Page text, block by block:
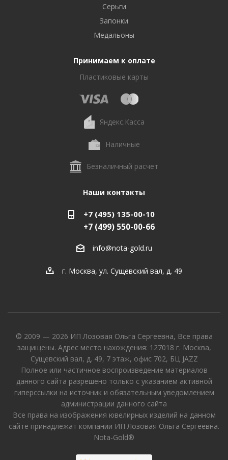
Серьги
Запонки
Медальоны
Принимаем к оплате
Пластиковые карты
Яндекс.Касса
Наличные
Безналичный расчет
Наши контакты
+7 (495) 135-00-10
+7 (499) 550-00-66
info@nota-gold.ru
г. Москва, ул. Сущевский вал, д. 49
© 2009 — 2026 ИП Лозовая Ольга Сергеевна, Все права
защищены. Адрес место нахождения: 127018 г. Москва,
Сущевский вал, д. 49, 7 этаж, офис 702, БЦ JAZZ
Полное или частичное воспроизведение материалов
данного сайта разрешено только с указанием активной
гиперссылки на источник и обязательным уведомлением
администрации данного сайта
Все права на изображения ювелирных изделий на данном
сайте принадлежат компании ИП Лозовая Ольга Сергеевна.
Nota-Gold®